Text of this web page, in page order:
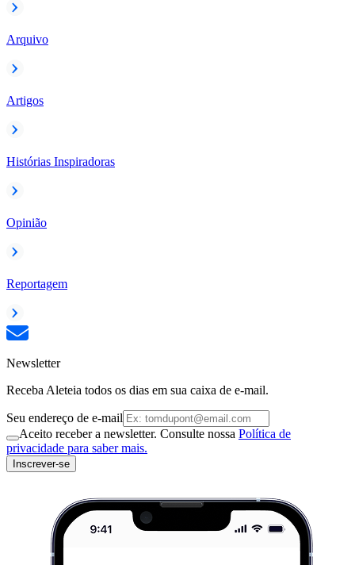
Arquivo
Artigos
Histórias Inspiradoras
Opinião
Reportagem
Newsletter
Receba Aleteia todos os dias em sua caixa de e-mail.
Seu endereço de e-mail
Aceito receber a newsletter. Consulte nossa Política de
privacidade para saber mais.
Inscrever-se